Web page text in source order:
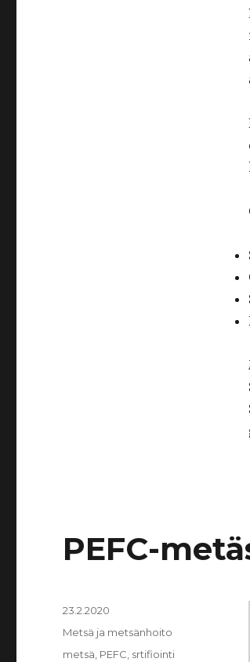
PEFC-
Julkaistu
23.2.2020
Kategoriat
Metsä ja metsänhoito
Avainsanat
metsä PEFC srtifiointi